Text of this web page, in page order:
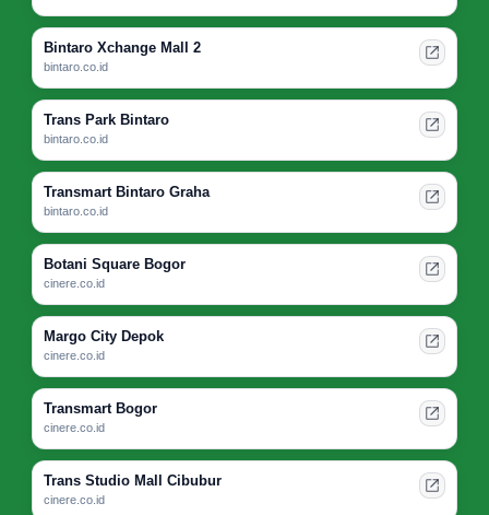
Bintaro Xchange Mall 2
bintaro.co.id
Trans Park Bintaro
bintaro.co.id
Transmart Bintaro Graha
bintaro.co.id
Botani Square Bogor
cinere.co.id
Margo City Depok
cinere.co.id
Transmart Bogor
cinere.co.id
Trans Studio Mall Cibubur
cinere.co.id